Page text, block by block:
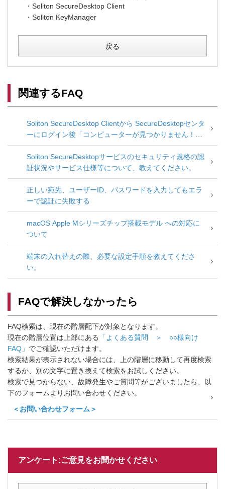
・Soliton SecureDesktop Client
・Soliton KeyManager
戻る
関連するFAQ
Soliton SecureDesktop Clientから SecureDesktopセンタ
ーにログイン後「コンピューターが見つかりません！」
メッセージとなる
Soliton SecureDesktopサービスのセキュリティ規格の認
証状況やサービス仕様等について、教えてください。
正しい宛先、ユーザーID、パスワードを入力してもエラ
ーで認証に失敗する
macOS Apple Mシリーズチップ搭載モデル への対応に
ついて
端末の入れ替えの際、必要な設定手順を教えてくださ
い。
FAQで解決しなかったら
FAQ検索は、現在の階層配下が対象となります。
現在の階層位置は上部にある
「よくある質問 ＞ ○○様向け
FAQ」 でご確認いただけます。
検索結果が表示されない場合には、上の階層に移動して再度検索
するか、別の文字に置き換えて検索をお試しください。
検索で見つからない、故障発生やご質問等がございましたら、以
下のフォームよりお問い合わせください。
＜お問い合わせフォーム＞
アンケート:ご意見をお聞かせください